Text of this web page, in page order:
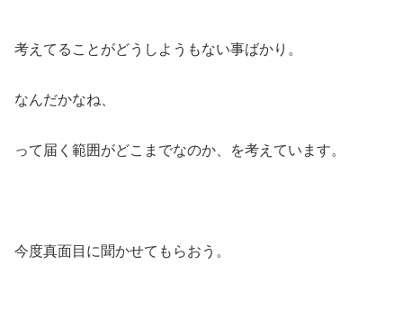
考えてることがどうしようもない事ばかり。
なんだかなね、
って届く範囲がどこまでなのか、を考えています。
今度真面目に聞かせてもらおう。